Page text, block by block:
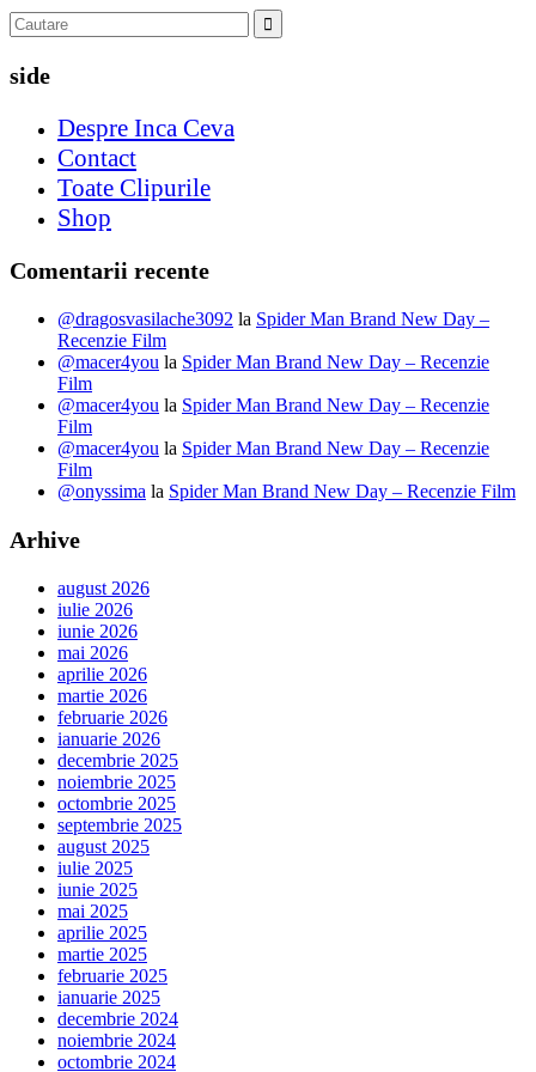
side
Despre Inca Ceva
Contact
Toate Clipurile
Shop
Comentarii recente
@dragosvasilache3092 la Spider Man Brand New Day –
Recenzie Film
@macer4you la Spider Man Brand New Day – Recenzie
Film
@macer4you la Spider Man Brand New Day – Recenzie
Film
@macer4you la Spider Man Brand New Day – Recenzie
Film
@onyssima la Spider Man Brand New Day – Recenzie Film
Arhive
august 2026
iulie 2026
iunie 2026
mai 2026
aprilie 2026
martie 2026
februarie 2026
ianuarie 2026
decembrie 2025
noiembrie 2025
octombrie 2025
septembrie 2025
august 2025
iulie 2025
iunie 2025
mai 2025
aprilie 2025
martie 2025
februarie 2025
ianuarie 2025
decembrie 2024
noiembrie 2024
octombrie 2024